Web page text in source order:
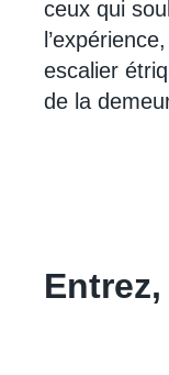
ceux qui
escalier
de la